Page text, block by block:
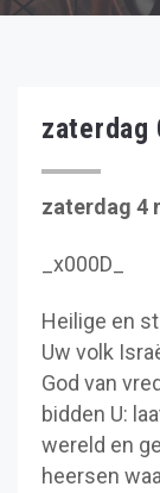
zaterdag
zaterdag 4
_x000D_
Heilige en
Uw volk
God van
bidden U:
wereld en
heersen